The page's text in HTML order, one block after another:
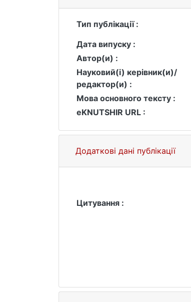
Тип публікації :
Дата випуску :
Автор(и) :
Науковий(і) керівник(и)/
редактор(и) :
Мова основного тексту :
eKNUTSHIR URL :
Додаткові дані публікації
Цитування :